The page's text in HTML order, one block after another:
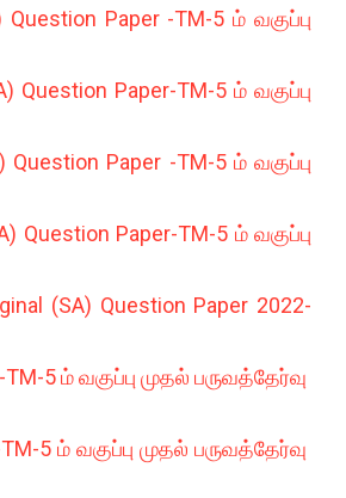
Paper -TM-5 ம் வகுப்பு
Paper-TM-5 ம் வகுப்பு
Paper -TM-5 ம் வகுப்பு
Question Paper-TM-5 ம் வகுப்பு
(SA) Question Paper 2022-
5 ம் வகுப்பு முதல் பருவத்தேர்வு
5 ம் வகுப்பு முதல் பருவத்தேர்வு